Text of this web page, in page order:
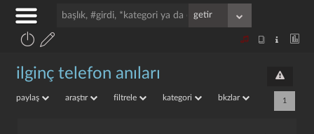
ilginç telefon anıları
paylaş araştır filtrele kategori bkzlar 1